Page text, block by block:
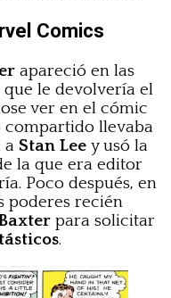
Comics
apareció en las
que le devolvería el
ver en el cómic
compartido llevaba
a Stan Lee y usó la
la que era editor
Poco después, en
poderes recién
para solicitar
.